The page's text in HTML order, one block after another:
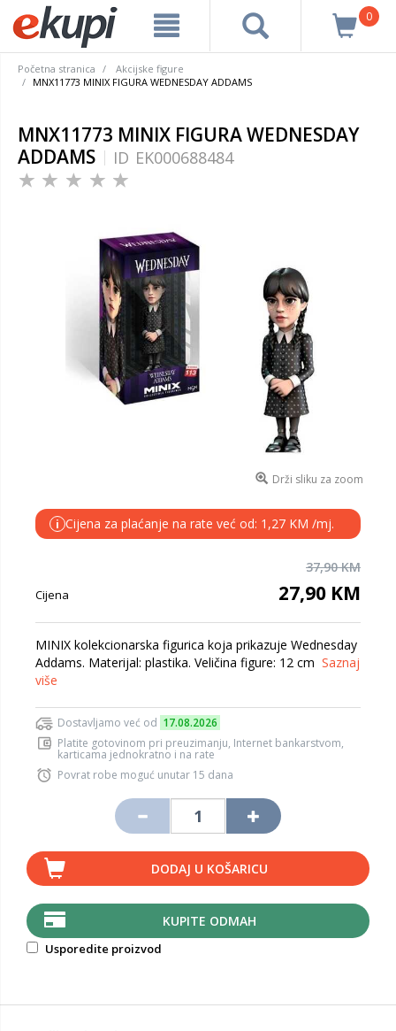
0
Početna stranica
Akcijske figure
MNX11773 MINIX FIGURA WEDNESDAY ADDAMS
MNX11773 MINIX FIGURA WEDNESDAY
ADDAMS
ID EK000688484
Drži sliku za zoom
i Cijena za plaćanje na rate već od: 1,27 KM /mj.
37,90 KM
Cijena 27,90 KM
MINIX kolekcionarska figurica koja prikazuje Wednesday
Addams. Materijal: plastika. Veličina figure: 12 cm Saznaj
više
Dostavljamo već od 17.08.2026
Platite gotovinom pri preuzimanju, Internet bankarstvom,
karticama jednokratno i na rate
Povrat robe moguć unutar 15 dana
DODAJ U KOŠARICU
KUPITE ODMAH
Usporedite proizvod